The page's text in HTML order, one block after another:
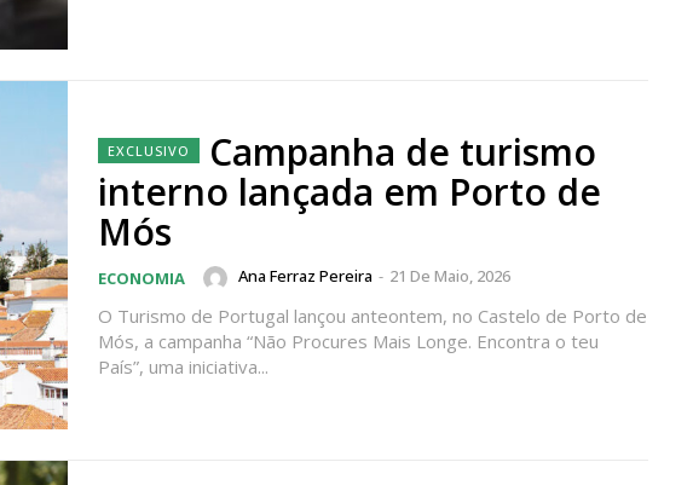
plano
Escolha o plano
Campanha de turismo
interno lançada em Porto de
Mós
ECONOMIA Ana Ferraz Pereira - 21 De Maio, 2026
O Turismo de Portugal lançou anteontem, no Castelo de Porto de
Mós, a campanha “Não Procures Mais Longe. Encontra o teu
País”, uma iniciativa...